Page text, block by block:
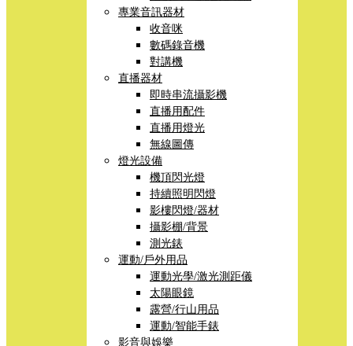
專業音訊器材
收音咪
數碼錄音機
對講機
直播器材
即時串流攝影機
直播用配件
直播用燈光
無線圖傳
燈光設備
機頂閃光燈
持續照明閃燈
影樓閃燈/器材
攝影棚/背景
測光錶
運動/戶外用品
運動光學/激光測距儀
太陽眼鏡
露營/行山用品
運動/智能手錶
影音與娛樂